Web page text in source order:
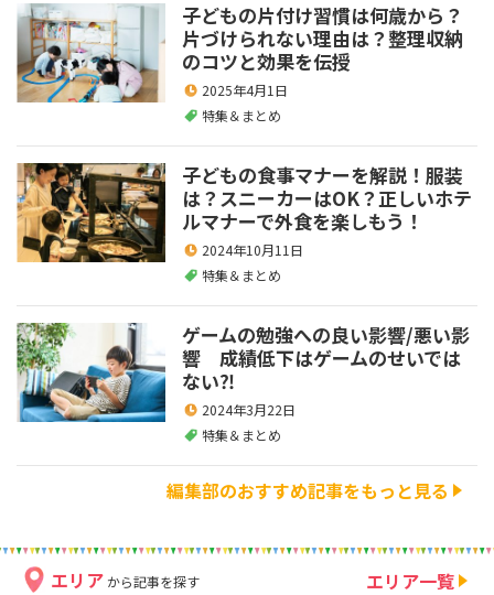
子どもの片付け習慣は何歳から？
片づけられない理由は？整理収納
のコツと効果を伝授
2025年4月1日
特集＆まとめ
子どもの食事マナーを解説！服装
は？スニーカーはOK？正しいホテ
ルマナーで外食を楽しもう！
2024年10月11日
特集＆まとめ
ゲームの勉強への良い影響/悪い影
響 成績低下はゲームのせいでは
ない⁈
2024年3月22日
特集＆まとめ
編集部のおすすめ記事をもっと見る
エリア から記事を探す エリア一覧